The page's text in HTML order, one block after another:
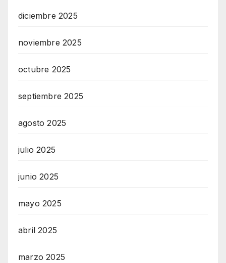
diciembre 2025
noviembre 2025
octubre 2025
septiembre 2025
agosto 2025
julio 2025
junio 2025
mayo 2025
abril 2025
marzo 2025